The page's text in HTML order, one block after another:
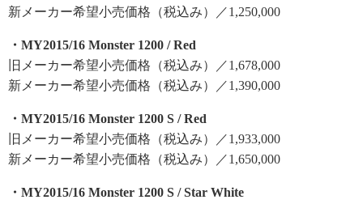
新メーカー希望小売価格（税込み）／1,250,000
・MY2015/16 Monster 1200 / Red
旧メーカー希望小売価格（税込み）／1,678,000
新メーカー希望小売価格（税込み）／1,390,000
・MY2015/16 Monster 1200 S / Red
旧メーカー希望小売価格（税込み）／1,933,000
新メーカー希望小売価格（税込み）／1,650,000
・MY2015/16 Monster 1200 S / Star White